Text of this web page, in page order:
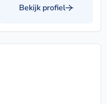
Bekijk profiel